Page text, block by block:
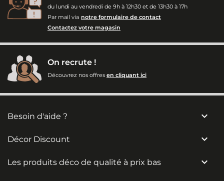
du lundi au vendredi de 9h à 12h30 et de 13h30 à 17h
Par mail via notre formulaire de contact
Contactez votre magasin
On recrute !
Découvrez nos offres en cliquant ici
Besoin d'aide ? 
Décor Discount 
Les produits déco de qualité à prix bas 